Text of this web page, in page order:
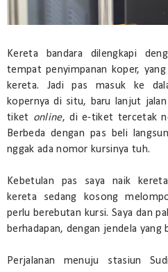
Kereta bandara dilengkapi
tempat penyimpanan koper,
kereta. Jadi pas masuk ke
kopernya di situ, baru lanjut
tiket online, di e-tiket tercetak
Berbeda dengan pas beli
nggak ada nomor kursinya tuh.
Kebetulan pas saya naik
kereta sedang kosong
perlu berebutan kursi. Saya dan
berhadapan, dengan jendela yang
Perjalanan menuju stasiun